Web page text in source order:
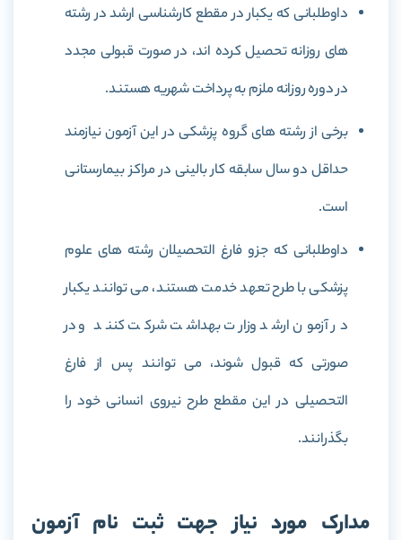
داوطلبانی که یکبار در مقطع کارشناسی ارشد در رشته
های روزانه تحصیل کرده اند، در صورت قبولی مجدد
در دوره روزانه ملزم به پرداخت شهریه هستند.
برخی از رشته های گروه پزشکی در این آزمون نیازمند
حداقل دو سال سابقه کار بالینی در مراکز بیمارستانی
است.
داوطلبانی که جزو فارغ التحصیلان رشته های علوم
پزشکی با طرح تعهد خدمت هستند، می توانند یکبار
در آزمون ارشد وزارت بهداشت شرکت کنند و در
صورتی که قبول شوند، می توانند پس از فارغ
التحصیلی در این مقطع طرح نیروی انسانی خود را
بگذرانند.
مدارک مورد نیاز جهت ثبت نام آزمون